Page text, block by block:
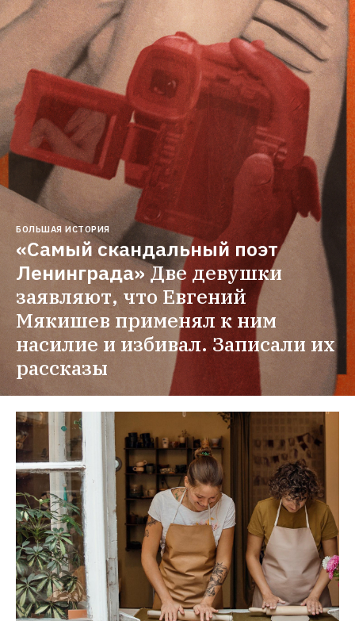
БОЛЬШАЯ ИСТОРИЯ
«Самый скандальный поэт
Ленинграда»Две девушки
заявляют, что Евгений
Мякишев применял к ним
насилие и избивал. Записали их
рассказы